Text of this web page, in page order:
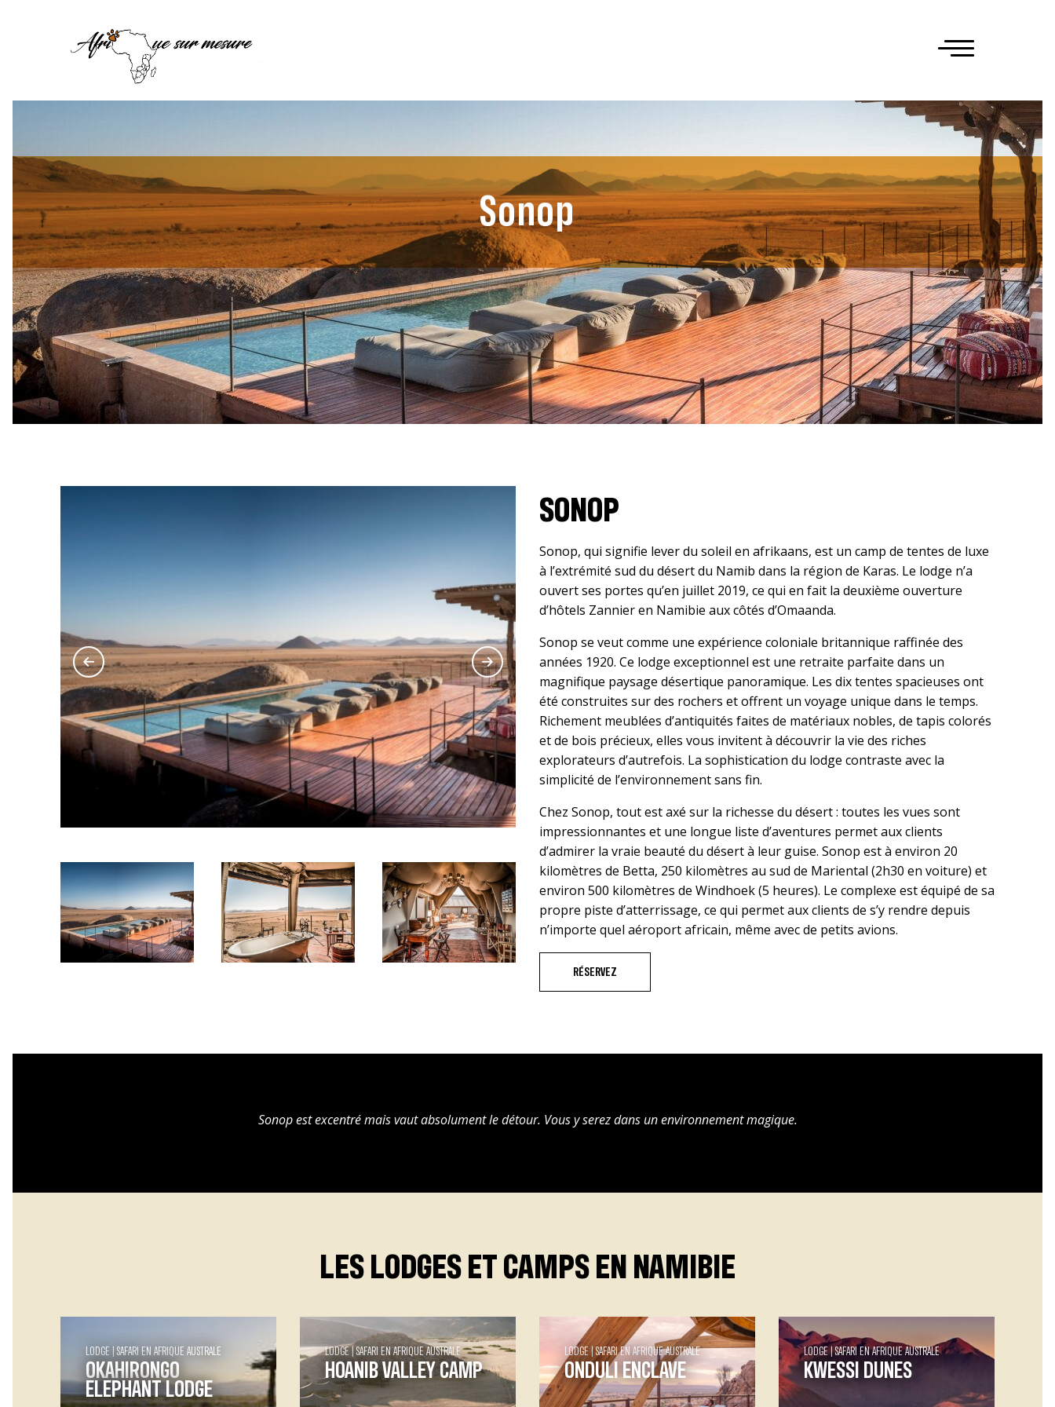
Sonop
SONOP
Sonop, qui signifie lever du soleil en afrikaans, est un camp de tentes de luxe
à l’extrémité sud du désert du Namib dans la région de Karas. Le lodge n’a
ouvert ses portes qu’en juillet 2019, ce qui en fait la deuxième ouverture
d’hôtels Zannier en Namibie aux côtés d’Omaanda.
Sonop se veut comme une expérience coloniale britannique raffinée des
années 1920. Ce lodge exceptionnel est une retraite parfaite dans un
magnifique paysage désertique panoramique. Les dix tentes spacieuses ont
été construites sur des rochers et offrent un voyage unique dans le temps.
Richement meublées d’antiquités faites de matériaux nobles, de tapis colorés
et de bois précieux, elles vous invitent à découvrir la vie des riches
explorateurs d’autrefois. La sophistication du lodge contraste avec la
simplicité de l’environnement sans fin.
Chez Sonop, tout est axé sur la richesse du désert : toutes les vues sont
impressionnantes et une longue liste d’aventures permet aux clients
d’admirer la vraie beauté du désert à leur guise. Sonop est à environ 20
kilomètres de Betta, 250 kilomètres au sud de Mariental (2h30 en voiture) et
environ 500 kilomètres de Windhoek (5 heures). Le complexe est équipé de sa
propre piste d’atterrissage, ce qui permet aux clients de s’y rendre depuis
n’importe quel aéroport africain, même avec de petits avions.
RÉSERVEZ
Sonop est excentré mais vaut absolument le détour. Vous y serez dans un environnement magique.
LES LODGES ET CAMPS EN NAMIBIE
LODGE SAFARI EN AFRIQUE AUSTRALE
OKAHIRONGO
ELEPHANT LODGE
LODGE SAFARI EN AFRIQUE AUSTRALE
HOANIB VALLEY CAMP
LODGE SAFARI EN AFRIQUE AUSTRALE
ONDULI ENCLAVE
LODGE SAFARI EN AFRIQUE AUSTRALE
KWESSI DUNES